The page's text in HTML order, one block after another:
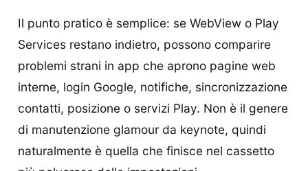
Il punto pratico è semplice: se WebView o Play
Services restano indietro, possono comparire
problemi strani in app che aprono pagine web
interne, login Google, notifiche, sincronizzazione
contatti, posizione o servizi Play. Non è il genere
di manutenzione glamour da keynote, quindi
naturalmente è quella che finisce nel cassetto